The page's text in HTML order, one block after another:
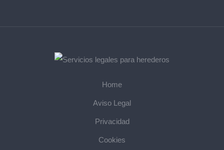
Home
Aviso Legal
Privacidad
Cookies